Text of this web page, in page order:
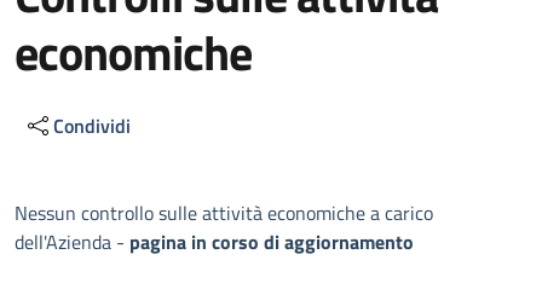
economiche
Condividi
Descrizione
Nessun controllo sulle attività economiche a carico
dell'Azienda - pagina in corso di aggiornamento